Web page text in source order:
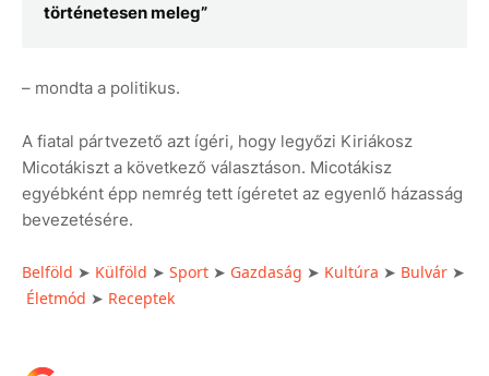
történetesen meleg”
– mondta a politikus.
A fiatal pártvezető azt ígéri, hogy legyőzi Kiriákosz
Micotákiszt a következő választáson. Micotákisz
egyébként épp nemrég tett ígéretet az egyenlő házasság
bevezetésére.
Belföld ➤ Külföld ➤ Sport ➤ Gazdaság ➤ Kultúra ➤ Bulvár ➤
Életmód ➤ Receptek